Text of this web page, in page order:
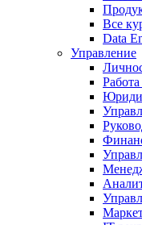
Все
Data
Управление